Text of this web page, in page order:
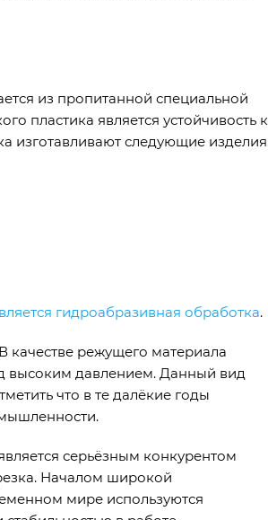
из пропитанной специальной
пластика является устойчивость к
изготавливают следующие
гидроабразивная обработка.
качестве режущего материала
высоким давлением. Данный вид
что в те далёкие годы
серьёзным конкурентом
Началом широкой
мире используются